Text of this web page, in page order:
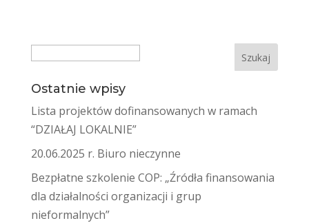
Ostatnie wpisy
Lista projektów dofinansowanych w ramach
“DZIAŁAJ LOKALNIE”
20.06.2025 r. Biuro nieczynne
Bezpłatne szkolenie COP: „Źródła finansowania
dla działalności organizacji i grup
nieformalnych”